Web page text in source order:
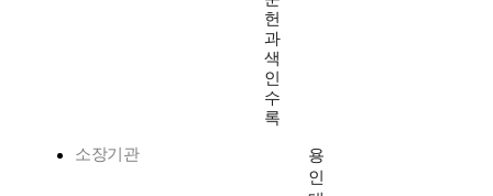
헌
과
색
인
수
록
소장기관
용
인